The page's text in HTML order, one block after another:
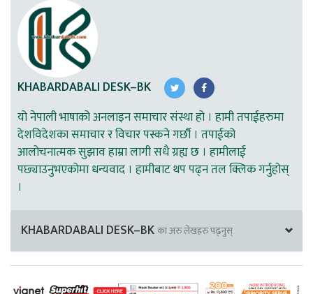
KHABARDABALI DESK–BK
यो नेपाली भाषाको अनलाइन समाचार संस्था हो । हामी तपाईहरुमा
देशविदेशका समाचार र विचार पस्कने गर्छौ । तपाईको
आलोचनात्मक सुझाव हाम्रा लागी सधै ग्रह्य छ । हामीलाई
पछ्याउनुभएकोमा धन्यवाद । हामीबाट थप पढ्न तल क्लिक गर्नुहोस्
।
KHABARDABALI DESK–BKका अरु लेखहरु पढ्नुस्